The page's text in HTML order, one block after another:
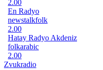
2.00
En Radyo
newstalkfolk
2.00
Hatay Radyo Akdeniz
folkarabic
2.00
Zvukradio